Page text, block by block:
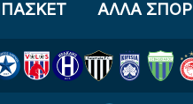
ΑΛΛΑ ΣΠΟΡ